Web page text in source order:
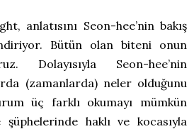
anlatısını Seon-hee’nin bakış
Bütün olan biteni onun
Dolayısıyla Seon-hee’nin
(zamanlarda) neler olduğunu
üç farklı okumayı mümkün
şüphelerinde haklı ve kocasıyla